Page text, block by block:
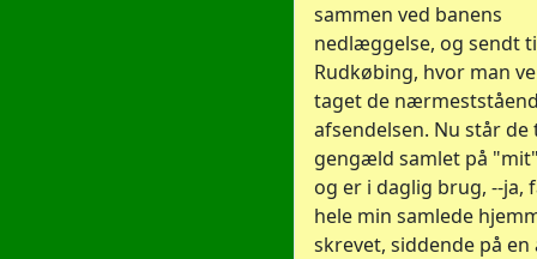
sammen ved banens
nedlæggelse, og sendt
Rudkøbing, hvor man
taget de
afsendelsen. Nu står de
gengæld samlet på
og er i daglig brug, --ja,
hele min samlede
skrevet, siddende på en